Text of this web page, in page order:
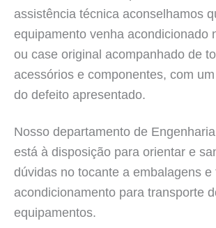
assistência técnica aconselhamos
equipamento venha acondicionado
ou case original acompanhado de
acessórios e componentes, com
do defeito apresentado.
Nosso departamento de
está à disposição para orientar e
dúvidas no tocante a embalagens e
acondicionamento para transporte
equipamentos.